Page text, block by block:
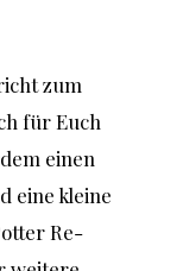
zum
für Euch
einen
eine kleine
Re-